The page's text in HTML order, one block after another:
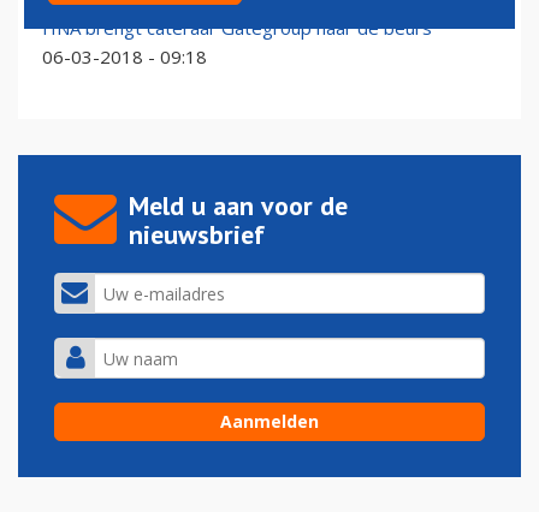
HNA brengt cateraar Gategroup naar de beurs
06-03-2018 - 09:18
Meld u aan voor de
nieuwsbrief